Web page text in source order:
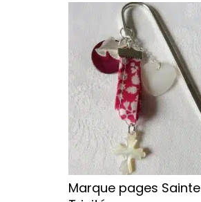
Marque pages Sainte
plusieurs
variations.
Les
options
peuvent
être
choisies
sur
la